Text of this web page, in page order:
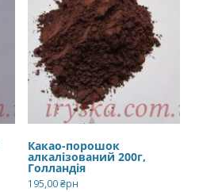
Какао-порошок
алкалізований 200г,
Голландія
195,00₴рн